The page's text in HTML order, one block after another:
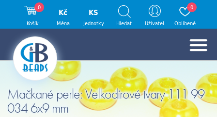
Mačkané perle: Velkodírové tvary 111 99
034 6x9 mm
0
Košík
Kč
Měna
KS
Jednotky Hledat Uživatel
0
Oblíbené